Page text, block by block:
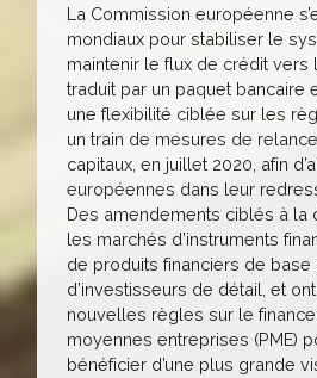
La Commission européenne
mondiaux pour stabiliser le
maintenir le flux de crédit vers
traduit par un paquet bancaire
une flexibilité ciblée sur les
un train de mesures de
capitaux, en juillet 2020, afin
européennes dans leur
Des amendements ciblés à la
les marchés d’instruments
de produits financiers de base
d’investisseurs de détail, et
nouvelles règles sur le
moyennes entreprises (PME)
bénéficier d’une plus grande